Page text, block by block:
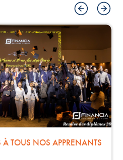
À TOUS NOS APPRENANTS